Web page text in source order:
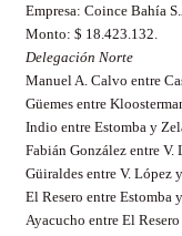
Empresa: Coince Bahía
Monto: $ 18.423.132.
Delegación Norte
Manuel A. Calvo entre
Güemes entre
Indio entre Estomba y
Fabián González entre V.
Güiraldes entre V. López
El Resero entre Estomba
Ayacucho entre El